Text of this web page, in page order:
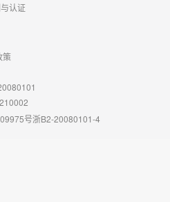
认证
策
号浙B2-20080101-4